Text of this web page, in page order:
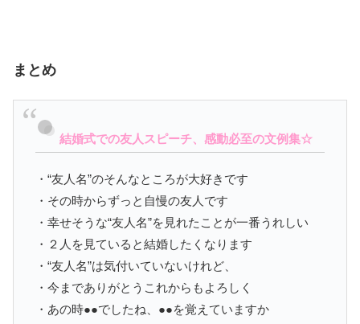
まとめ
結婚式での友人スピーチ、感動必至の文例集☆
・“友人名”のそんなところが大好きです
・その時からずっと自慢の友人です
・幸せそうな“友人名”を見れたことが一番うれしい
・２人を見ていると結婚したくなります
・“友人名”は気付いていないけれど、
・今までありがとうこれからもよろしく
・あの時●●でしたね、●●を覚えていますか